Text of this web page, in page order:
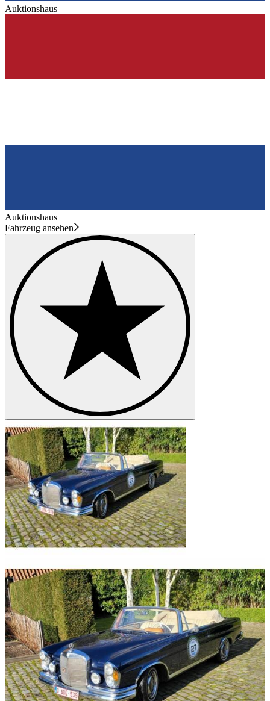
Auktionshaus
Auktionshaus
Fahrzeug ansehen